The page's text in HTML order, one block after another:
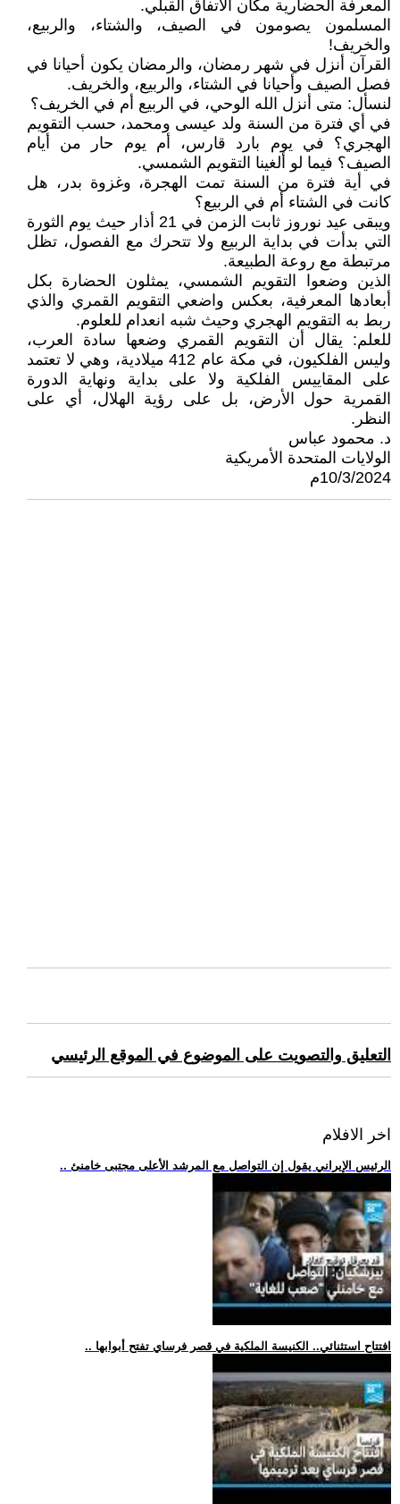
المعرفة الحضارية مكان الاتفاق القبلي.
المسلمون يصومون في الصيف، والشتاء، والربيع،
والخريف!
القرآن أنزل في شهر رمضان، والرمضان يكون أحيانا في
فصل الصيف وأحيانا في الشتاء، والربيع، والخريف.
لنسأل: متى أنزل الله الوحي، في الربيع أم في الخريف؟
في أي فترة من السنة ولد عيسى ومحمد، حسب التقويم
الهجري؟ في يوم بارد قارس، أم يوم حار من أيام
الصيف؟ فيما لو ألغينا التقويم الشمسي.
في أية فترة من السنة تمت الهجرة، وغزوة بدر، هل
كانت في الشتاء أم في الربيع؟
ويبقى عيد نوروز ثابت الزمن في 21 أذار حيث يوم الثورة
التي بدأت في بداية الربيع ولا تتحرك مع الفصول، تظل
مرتبطة مع روعة الطبيعة.
الذين وضعوا التقويم الشمسي، يمثلون الحضارة بكل
أبعادها المعرفية، بعكس واضعي التقويم القمري والذي
ربط به التقويم الهجري وحيث شبه انعدام للعلوم.
للعلم: يقال أن التقويم القمري وضعها سادة العرب،
وليس الفلكيون، في مكة عام 412 ميلادية، وهي لا تعتمد
على المقاييس الفلكية ولا على بداية ونهاية الدورة
القمرية حول الأرض، بل على رؤية الهلال، أي على
النظر.
د. محمود عباس
الولايات المتحدة الأمريكية
10/3/2024م
التعليق والتصويت على الموضوع في الموقع الرئيسي
اخر الافلام
.. الرئيس الإيراني يقول إن التواصل مع المرشد الأعلى مجتبى خامنئ
.. افتتاح استثنائي.. الكنيسة الملكية في قصر فرساي تفتح أبوابها